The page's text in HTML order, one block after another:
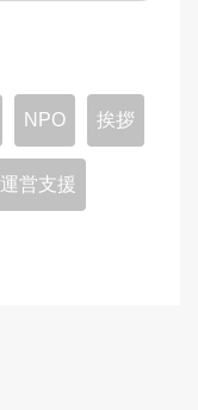
NPO 挨拶
運営支援